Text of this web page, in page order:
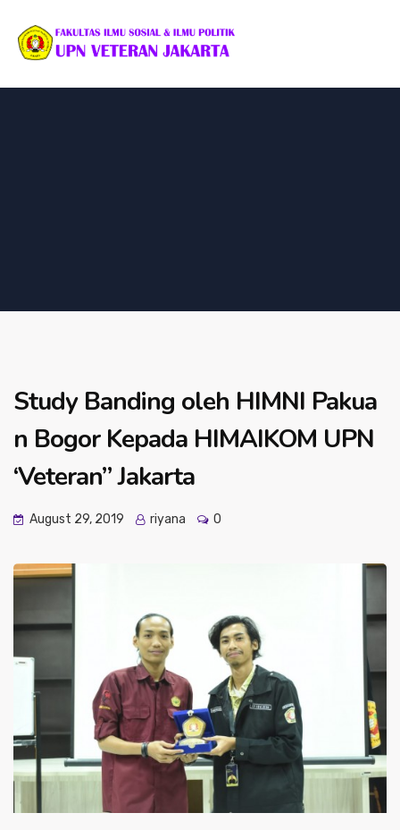
Study Banding oleh HIMNI Pakua
n Bogor Kepada HIMAIKOM UPN
‘Veteran” Jakarta
August 29, 2019 riyana 0